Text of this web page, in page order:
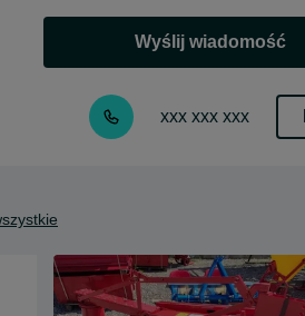
Wyślij wiadomość
xxx xxx xxx